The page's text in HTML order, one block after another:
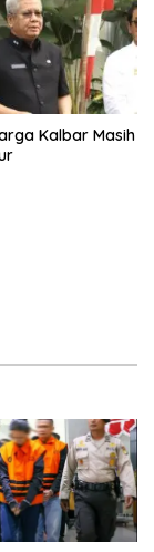
Kalbar Masih